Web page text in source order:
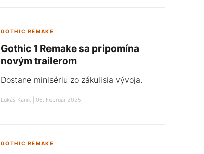
GOTHIC REMAKE
Gothic 1 Remake sa pripomína
novým trailerom
Dostane minisériu zo zákulisia vývoja.
Lukáš Kanik | 06. Február 2025
GOTHIC REMAKE